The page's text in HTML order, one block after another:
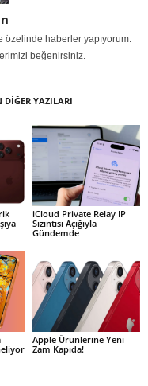
özelinde haberler yapıyorum.
beğenirsiniz.
DİĞER YAZILARI
iCloud Private Relay IP
Sızıntısı Açığıyla
Gündemde
Apple Ürünlerine Yeni
Zam Kapıda!